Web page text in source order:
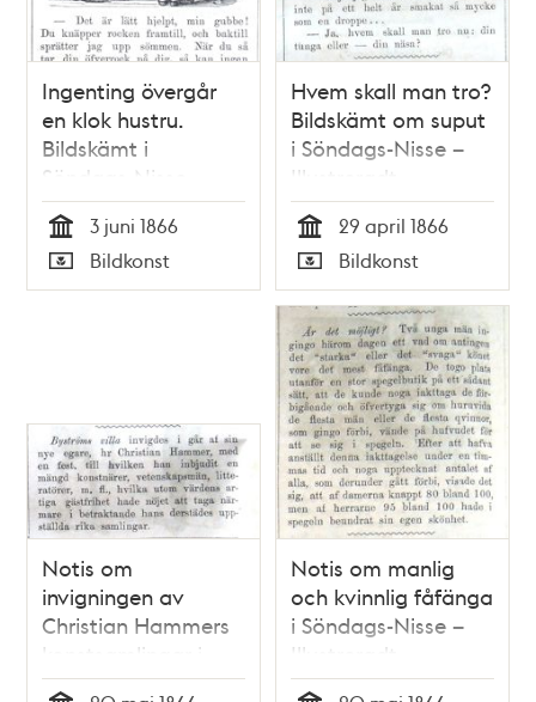
Ingenting övergår
en klok hustru.
Bildskämt i
Söndags-Nisse –
Illustreradt
Veckoblad för
Skämt, Humor och
Satir, nr 22, den 3
Tid
3 juni 1866
Typ
Bildkonst
Hvem skall man tro?
Bildskämt om suput
i Söndags-Nisse –
Illustreradt
Veckoblad för
Skämt, Humor och
Satir, nr 17, den 29
april 1866
Tid
29 april 1866
Typ
Bildkonst
Notis om
invigningen av
Christian Hammers
konstsamlingar i
Söndags-Nisse –
Notis om manlig
och kvinnlig fåfänga
i Söndags-Nisse –
Illustreradt
Veckoblad för